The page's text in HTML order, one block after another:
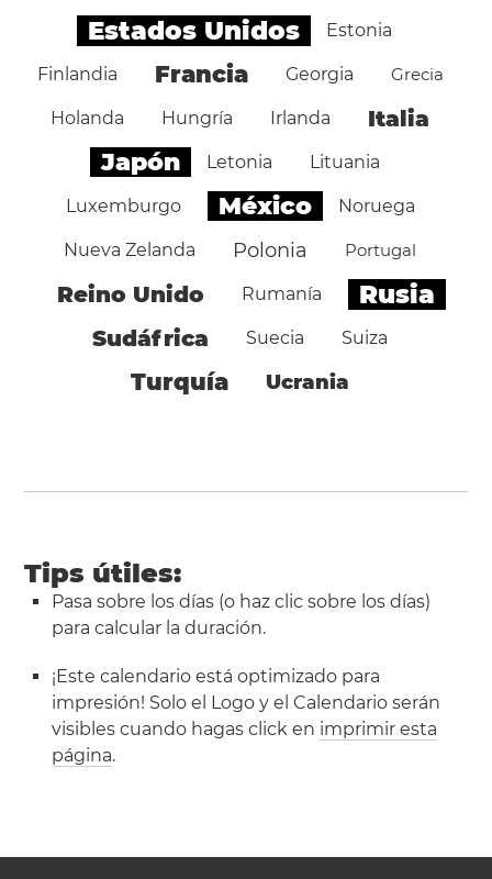
Estados Unidos Estonia
Finlandia Francia Georgia Grecia
Holanda Hungría Irlanda Italia
Japón Letonia Lituania
Luxemburgo México Noruega
Nueva Zelanda Polonia Portugal
Reino Unido Rumanía Rusia
Sudáfrica Suecia Suiza
Turquía Ucrania
Tips útiles:
Pasa sobre los días (o haz clic sobre los días)
para calcular la duración.
¡Este calendario está optimizado para
impresión! Solo el Logo y el Calendario serán
visibles cuando hagas click en imprimir esta
página.